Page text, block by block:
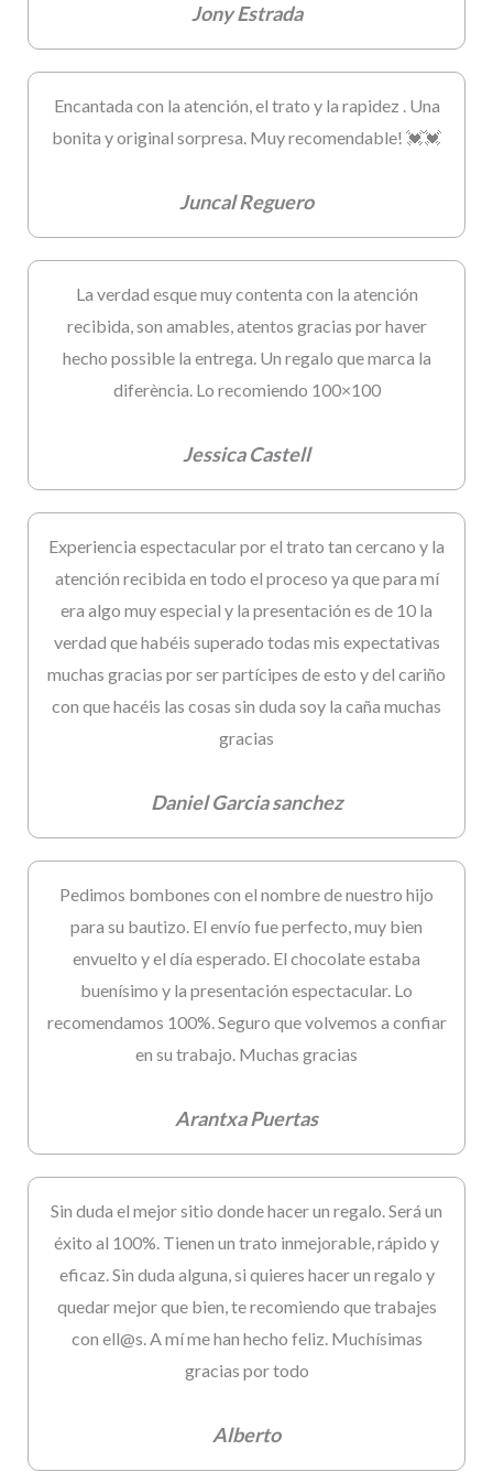
Jony Estrada
Encantada con la atención, el trato y la rapidez . Una
bonita y original sorpresa. Muy recomendable! 💓💓
Juncal Reguero
La verdad esque muy contenta con la atención
recibida, son amables, atentos gracias por haver
hecho possible la entrega. Un regalo que marca la
diferència. Lo recomiendo 100×100
Jessica Castell
Experiencia espectacular por el trato tan cercano y la
atención recibida en todo el proceso ya que para mí
era algo muy especial y la presentación es de 10 la
verdad que habéis superado todas mis expectativas
muchas gracias por ser partícipes de esto y del cariño
con que hacéis las cosas sin duda soy la caña muchas
gracias
Daniel Garcia sanchez
Pedimos bombones con el nombre de nuestro hijo
para su bautizo. El envío fue perfecto, muy bien
envuelto y el día esperado. El chocolate estaba
buenísimo y la presentación espectacular. Lo
recomendamos 100%. Seguro que volvemos a confiar
en su trabajo. Muchas gracias
Arantxa Puertas
Sin duda el mejor sitio donde hacer un regalo. Será un
éxito al 100%. Tienen un trato inmejorable, rápido y
eficaz. Sin duda alguna, si quieres hacer un regalo y
quedar mejor que bien, te recomiendo que trabajes
con ell@s. A mí me han hecho feliz. Muchísimas
gracias por todo
Alberto